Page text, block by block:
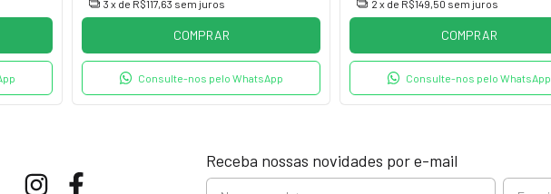
3 x de R$117,63 sem juros
COMPRAR
Consulte-nos pelo WhatsApp
2 x de R$149,50 sem juros
COMPRAR
Consulte-nos pelo WhatsApp
Receba nossas novidades por e-mail